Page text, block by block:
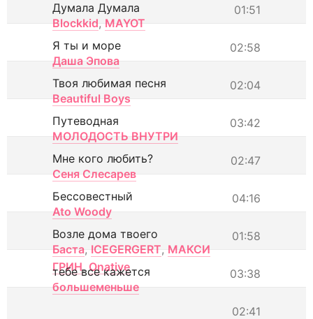
01:51
Думала Думала
Blockkid, MAYOT
02:58
Я ты и море
Даша Эпова
02:04
Твоя любимая песня
Beautiful Boys
03:42
Путеводная
МОЛОДОСТЬ ВНУТРИ
02:47
Мне кого любить?
Сеня Слесарев
04:16
Бессовестный
Ato Woody
01:58
Возле дома твоего
Баста, ICEGERGERT, МАКСИ
ГРИН, Onative 03:38
тебе все кажется
большеменьше
02:41